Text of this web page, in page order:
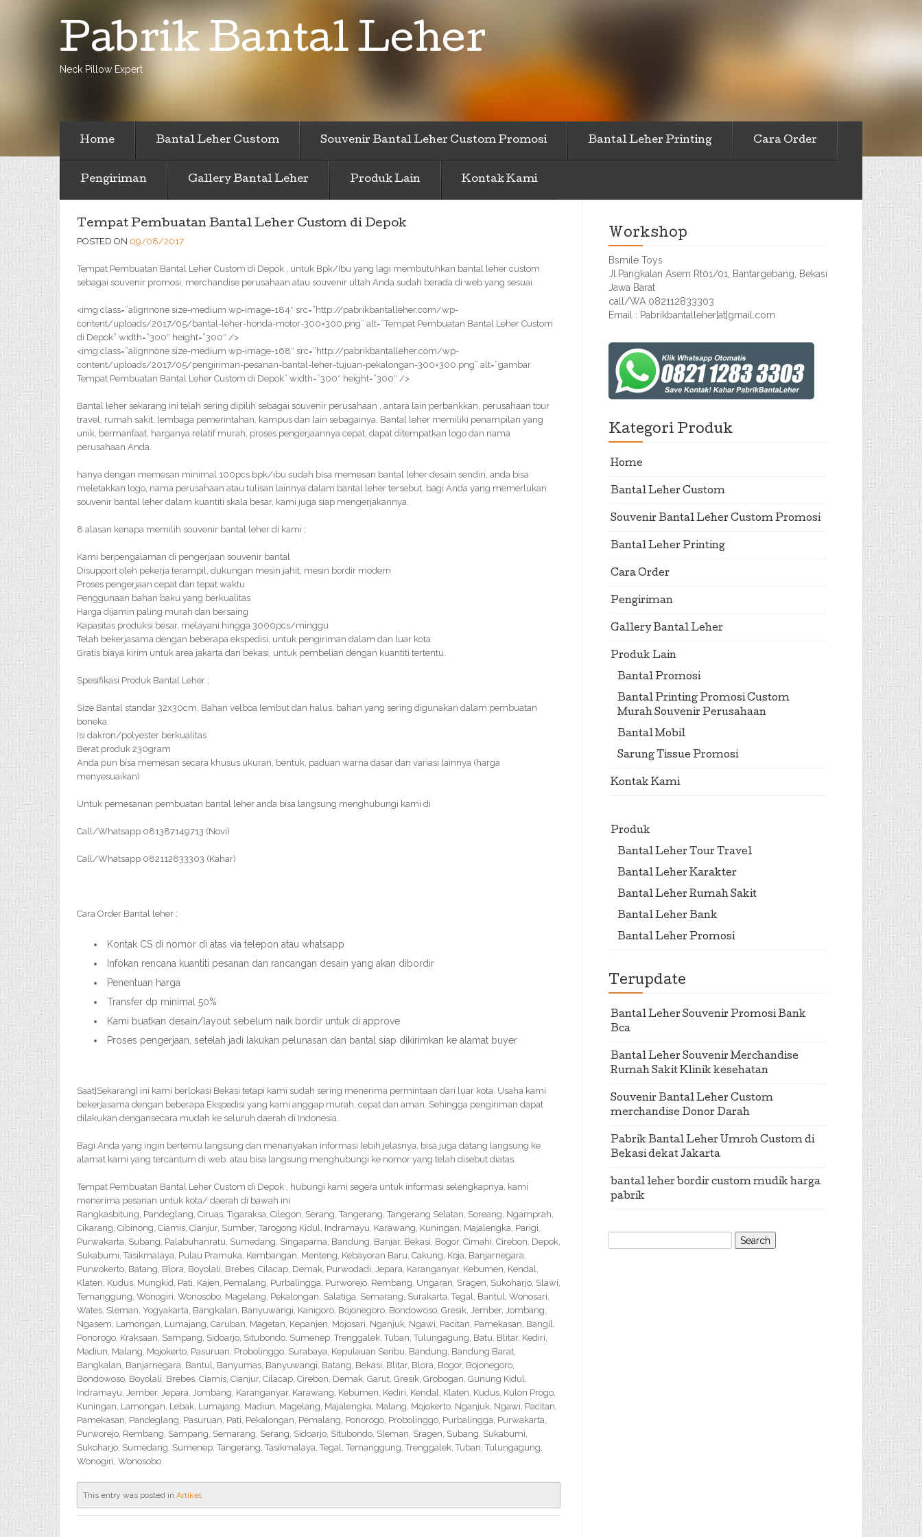
Pabrik Bantal Leher
Neck Pillow Expert
Home Bantal Leher Custom Souvenir Bantal Leher Custom Promosi Bantal Leher Printing Cara Order
Pengiriman Gallery Bantal Leher Produk Lain Kontak Kami
Tempat Pembuatan Bantal Leher Custom di Depok
POSTED ON 09/08/2017
Tempat Pembuatan Bantal Leher Custom di Depok , untuk Bpk/Ibu yang lagi membutuhkan bantal leher custom
sebagai souvenir promosi, merchandise perusahaan atau souvenir ultah Anda sudah berada di web yang sesuai.
<img class=”alignnone size-medium wp-image-184″ src=”http://pabrikbantalleher.com/wp-
content/uploads/2017/05/bantal-leher-honda-motor-300×300.png” alt=”Tempat Pembuatan Bantal Leher Custom
di Depok” width=”300″ height=”300″ />
<img class=”alignnone size-medium wp-image-168″ src=”http://pabrikbantalleher.com/wp-
content/uploads/2017/05/pengiriman-pesanan-bantal-leher-tujuan-pekalongan-300×300.png” alt=”gambar
Tempat Pembuatan Bantal Leher Custom di Depok” width=”300″ height=”300″ />
Bantal leher sekarang ini telah sering dipilih sebagai souvenir perusahaan , antara lain perbankkan, perusahaan tour
travel, rumah sakit, lembaga pemerintahan, kampus dan lain sebagainya. Bantal leher memiliki penampilan yang
unik, bermanfaat, harganya relatif murah, proses pengerjaannya cepat, dapat ditempatkan logo dan nama
perusahaan Anda.
hanya dengan memesan minimal 100pcs bpk/ibu sudah bisa memesan bantal leher desain sendiri, anda bisa
meletakkan logo, nama perusahaan atau tulisan lainnya dalam bantal leher tersebut. bagi Anda yang memerlukan
souvenir bantal leher dalam kuantiti skala besar, kami juga siap mengerjakannya.
8 alasan kenapa memilih souvenir bantal leher di kami ;
Kami berpengalaman di pengerjaan souvenir bantal
Disupport oleh pekerja terampil, dukungan mesin jahit, mesin bordir modern
Proses pengerjaan cepat dan tepat waktu
Penggunaan bahan baku yang berkualitas
Harga dijamin paling murah dan bersaing
Kapasitas produksi besar, melayani hingga 3000pcs/minggu
Telah bekerjasama dengan beberapa ekspedisi, untuk pengiriman dalam dan luar kota
Gratis biaya kirim untuk area jakarta dan bekasi, untuk pembelian dengan kuantiti tertentu.
Spesifikasi Produk Bantal Leher ;
Size Bantal standar 32x30cm, Bahan velboa lembut dan halus. bahan yang sering digunakan dalam pembuatan
boneka.
Isi dakron/polyester berkualitas
Berat produk 230gram
Anda pun bisa memesan secara khusus ukuran, bentuk, paduan warna dasar dan variasi lainnya (harga
menyesuaikan)
Untuk pemesanan pembuatan bantal leher anda bisa langsung menghubungi kami di
Call/Whatsapp 081387149713 (Novi)
Call/Whatsapp 082112833303 (Kahar)
Cara Order Bantal leher ;
Kontak CS di nomor di atas via telepon atau whatsapp
Infokan rencana kuantiti pesanan dan rancangan desain yang akan dibordir
Penentuan harga
Transfer dp minimal 50%
Kami buatkan desain/layout sebelum naik bordir untuk di approve
Proses pengerjaan, setelah jadi lakukan pelunasan dan bantal siap dikirimkan ke alamat buyer
Saat|Sekarang} ini kami berlokasi Bekasi tetapi kami sudah sering menerima permintaan dari luar kota. Usaha kami
bekerjasama dengan beberapa Ekspedisi yang kami anggap murah, cepat dan aman. Sehingga pengiriman dapat
dilakukan dengansecara mudah ke seluruh daerah di Indonesia.
Bagi Anda yang ingin bertemu langsung dan menanyakan informasi lebih jelasnya, bisa juga datang langsung ke
alamat kami yang tercantum di web. atau bisa langsung menghubungi ke nomor yang telah disebut diatas.
Tempat Pembuatan Bantal Leher Custom di Depok , hubungi kami segera untuk informasi selengkapnya. kami
menerima pesanan untuk kota/ daerah di bawah ini
Rangkasbitung, Pandeglang, Ciruas, Tigaraksa, Cilegon, Serang, Tangerang, Tangerang Selatan, Soreang, Ngamprah,
Cikarang, Cibinong, Ciamis, Cianjur, Sumber, Tarogong Kidul, Indramayu, Karawang, Kuningan, Majalengka, Parigi,
Purwakarta, Subang, Palabuhanratu, Sumedang, Singaparna, Bandung, Banjar, Bekasi, Bogor, Cimahi, Cirebon, Depok,
Sukabumi, Tasikmalaya, Pulau Pramuka, Kembangan, Menteng, Kebayoran Baru, Cakung, Koja, Banjarnegara,
Purwokerto, Batang, Blora, Boyolali, Brebes, Cilacap, Demak, Purwodadi, Jepara, Karanganyar, Kebumen, Kendal,
Klaten, Kudus, Mungkid, Pati, Kajen, Pemalang, Purbalingga, Purworejo, Rembang, Ungaran, Sragen, Sukoharjo, Slawi,
Temanggung, Wonogiri, Wonosobo, Magelang, Pekalongan, Salatiga, Semarang, Surakarta, Tegal, Bantul, Wonosari,
Wates, Sleman, Yogyakarta, Bangkalan, Banyuwangi, Kanigoro, Bojonegoro, Bondowoso, Gresik, Jember, Jombang,
Ngasem, Lamongan, Lumajang, Caruban, Magetan, Kepanjen, Mojosari, Nganjuk, Ngawi, Pacitan, Pamekasan, Bangil,
Ponorogo, Kraksaan, Sampang, Sidoarjo, Situbondo, Sumenep, Trenggalek, Tuban, Tulungagung, Batu, Blitar, Kediri,
Madiun, Malang, Mojokerto, Pasuruan, Probolinggo, Surabaya, Kepulauan Seribu, Bandung, Bandung Barat,
Bangkalan, Banjarnegara, Bantul, Banyumas, Banyuwangi, Batang, Bekasi, Blitar, Blora, Bogor, Bojonegoro,
Bondowoso, Boyolali, Brebes, Ciamis, Cianjur, Cilacap, Cirebon, Demak, Garut, Gresik, Grobogan, Gunung Kidul,
Indramayu, Jember, Jepara, Jombang, Karanganyar, Karawang, Kebumen, Kediri, Kendal, Klaten, Kudus, Kulon Progo,
Kuningan, Lamongan, Lebak, Lumajang, Madiun, Magelang, Majalengka, Malang, Mojokerto, Nganjuk, Ngawi, Pacitan,
Pamekasan, Pandeglang, Pasuruan, Pati, Pekalongan, Pemalang, Ponorogo, Probolinggo, Purbalingga, Purwakarta,
Purworejo, Rembang, Sampang, Semarang, Serang, Sidoarjo, Situbondo, Sleman, Sragen, Subang, Sukabumi,
Sukoharjo, Sumedang, Sumenep, Tangerang, Tasikmalaya, Tegal, Temanggung, Trenggalek, Tuban, Tulungagung,
Wonogiri, Wonosobo
This entry was posted in Artikel.
Workshop
Bsmile Toys
Jl.Pangkalan Asem Rt01/01, Bantargebang, Bekasi
Jawa Barat
call/WA 082112833303
Email : Pabrikbantalleher[at]gmail.com
Kategori Produk
Home
Bantal Leher Custom
Souvenir Bantal Leher Custom Promosi
Bantal Leher Printing
Cara Order
Pengiriman
Gallery Bantal Leher
Produk Lain
Bantal Promosi
Bantal Printing Promosi Custom
Murah Souvenir Perusahaan
Bantal Mobil
Sarung Tissue Promosi
Kontak Kami
Produk
Bantal Leher Tour Travel
Bantal Leher Karakter
Bantal Leher Rumah Sakit
Bantal Leher Bank
Bantal Leher Promosi
Terupdate
Bantal Leher Souvenir Promosi Bank
Bca
Bantal Leher Souvenir Merchandise
Rumah Sakit Klinik kesehatan
Souvenir Bantal Leher Custom
merchandise Donor Darah
Pabrik Bantal Leher Umroh Custom di
Bekasi dekat Jakarta
bantal leher bordir custom mudik harga
pabrik
Search
for: